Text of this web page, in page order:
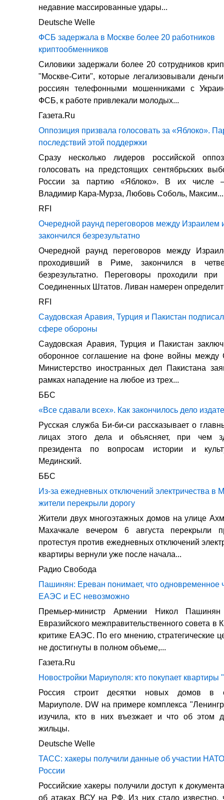
недавние массированные удары...
Deutsche Welle
ФСБ задержала в Москве более 20 работников
криптообменников
Силовики задержали более 20 сотрудников
"Москве-Сити", которые легализовывали
россиян телефонными мошенниками с
ФСБ, к работе привлекали молодых...
Газета.Ru
Оппозиция призвала голосовать за «Яблоко».
последствий этой поддержки
Сразу несколько лидеров российской
голосовать на предстоящих сентябрьских
России за партию «Яблоко». В их
Владимир Кара-Мурза, Любовь Соболь, Максим...
RFI
Очередной раунд переговоров между Израилем
закончился безрезультатно
Очередной раунд переговоров между
проходивший в Риме, закончился в
безрезультатно. Переговоры проходили при
Соединенных Штатов. Ливан намерен
RFI
Саудовская Аравия, Турция и Пакистан
сфере обороны
Саудовская Аравия, Турция и Пакистан
оборонное соглашение на фоне войны
Министерство иностранных дел Пакистана
рамках нападение на любое из трех...
ББС
«Все сдавали всех». Как закончилось дело
Русская служба Би-би-си рассказывает о
лицах этого дела и объясняет, при чем
президента по вопросам истории и
Мединский.
ББС
Из-за ежедневных отключений электричества в
жители перекрыли дорогу
Жители двух многоэтажных домов на улице
Махачкале вечером 6 августа перекрыли
протестуя против ежедневных отключений
квартиры вернули уже после начала...
Радио Свобода
Пашинян: Ереван понимает, что одновременное
ЕАЭС и ЕС невозможно
Премьер-министр Армении Никол
Евразийского межправительственного совета в
критике ЕАЭС. По его мнению, стратегические
не достигнуты в полном объеме,...
Газета.Ru
Новостройки Мариуполя: кто покупает квартиры
Россия строит десятки новых домов в
Мариуполе. DW на примере комплекса
изучила, кто в них въезжает и что об этом
жильцы.
Deutsche Welle
ТАСС: хакеры получили данные об участии
России
Российские хакеры получили доступ к
об атаках ВСУ на РФ. Из них стало известно,